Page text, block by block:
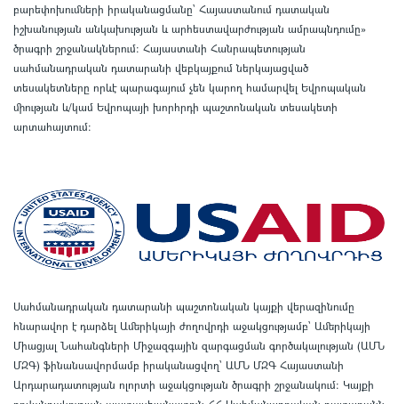
բարեփոխումների իրականացմանը` Հայաստանում դատական
իշխանության անկախության և արհեստավարժության ամրապնդումը»
ծրագրի շրջանակներում: Հայաստանի Հանրապետության
սահմանադրական դատարանի վեբկայքում ներկայացված
տեսակետները որևէ պարագայում չեն կարող համարվել Եվրոպական
միության և/կամ Եվրոպայի խորհրդի պաշտոնական տեսակետի
արտահայտում:
Սահմանադրական դատարանի պաշտոնական կայքի վերազինումը
հնարավոր է դարձել Ամերիկայի ժողովրդի աջակցությամբ՝ Ամերիկայի
Միացյալ Նահանգների Միջազգային զարգացման գործակալության (ԱՄՆ
ՄԶԳ) ֆինանսավորմամբ իրականացվող՝ ԱՄՆ ՄԶԳ Հայաստանի
Արդարադատության ոլորտի աջակցության ծրագրի շրջանակում: Կայքի